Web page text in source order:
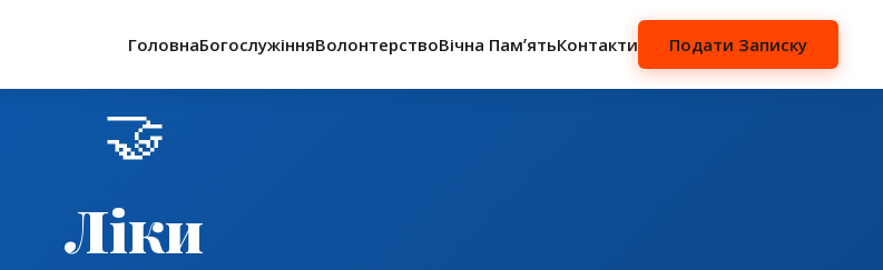
ГоловнаБогослужінняВолонтерствоВічна ПамʼятьКонтакти Подати Записку
🤝
Ліки